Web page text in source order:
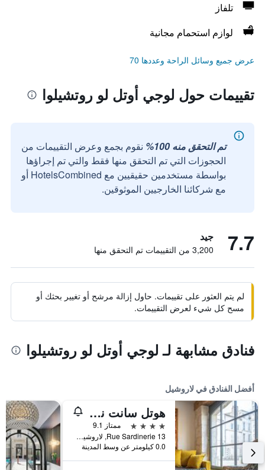
تلفاز
لوازم استحمام مجانية
عرض جميع وسائل الراحة وعددها 70
تقييمات حول لوجي أوتل لو روتشيلوا
تم التحقق منه 100%
نقوم بجمع وعرض التقييمات من
الحجوزات التي تم التحقق منها فقط والتي تم إجراؤها
بواسطة مستخدمين حقيقيين مع HotelsCombined أو
مع شركائنا الخارجيين الموثوقين.
7.7 جيد
3,200 من التقييمات تم التحقق منها
لم يتم العثور على تقييمات. حاول إزالة مرشح أو تغيير بحثك أو
مسح كل شيء لعرض التقييمات.
فنادق مشابهة لـ لوجي أوتل لو روتشيلوا
أفضل الفنادق في لاروشيل
هوتل سانت نيكولاس
4 نجوم
ممتاز 9.1
13 Rue Sardinerie, لاروشيل, شارنت البحرية, فرنسا
0.0 كيلومتر عن وسط المدينة